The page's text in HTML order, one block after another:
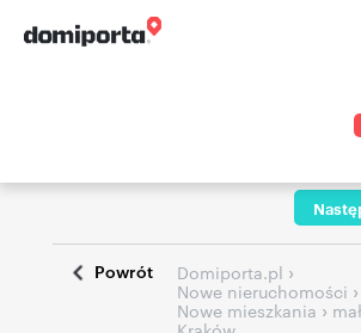
Powrót Domiporta.pl ›
Nowe nieruchomości ›
Nowe mieszkania ›